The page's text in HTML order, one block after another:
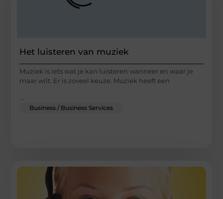
Het luisteren van muziek
Muziek is iets wat je kan luisteren wanneer en waar je
maar wilt. Er is zoveel keuze. Muziek heeft een
Business / Business Services